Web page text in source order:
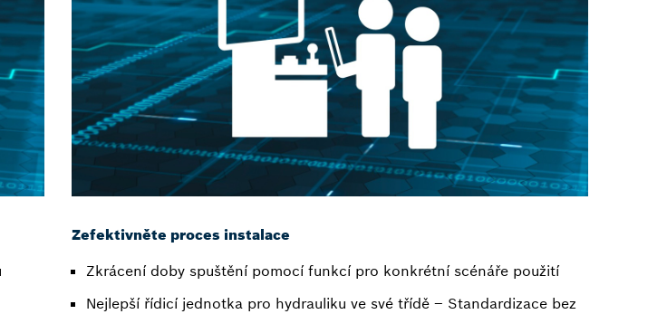
Zefektivněte proces instalace
Zkrácení doby spuštění pomocí funkcí pro konkrétní scénáře použití
Nejlepší řídicí jednotka pro hydrauliku ve své třídě – Standardizace bez